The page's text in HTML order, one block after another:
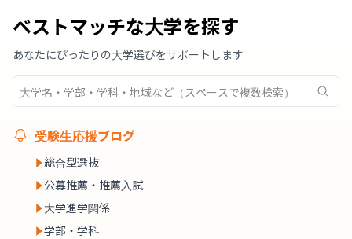
ベストマッチな大学を探す
あなたにぴったりの大学選びをサポートします
受験生応援ブログ
総合型選抜
公募推薦・推薦入試
大学進学関係
学部・学科